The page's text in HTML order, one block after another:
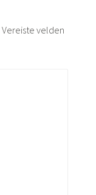
Vereiste velden